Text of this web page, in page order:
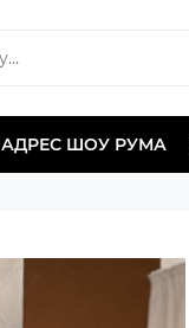
АДРЕС ШОУ РУМА